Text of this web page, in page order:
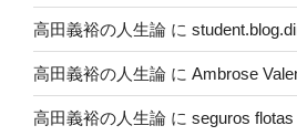
高田義裕の人生論 に
高田義裕の人生論 に Ambrose
高田義裕の人生論 に seguros flotas